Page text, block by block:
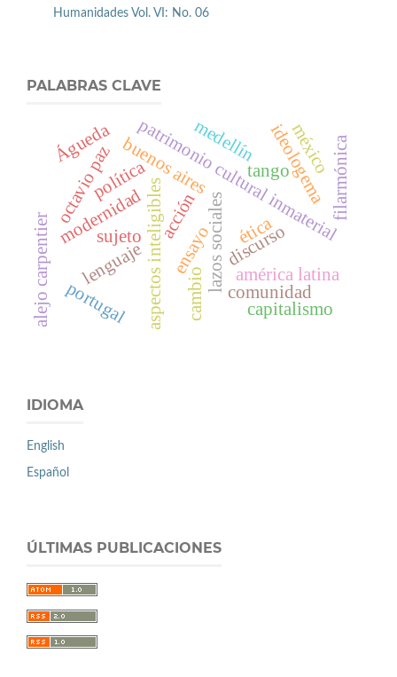
Humanidades Vol. VI: No. 06
PALABRAS CLAVE
patrimonio cultural inmaterial
tango
aspectos inteligibles
buenos aires
lazos sociales
modernidad
sujeto
lenguaje discurso
américa latina
ideologema
ensayo
alejo carpentier
octavio paz filarmónica
Águeda
portugal
méxico
comunidad
acción
cambio
ética
política
capitalismo
medellín
IDIOMA
English
Español
ÚLTIMAS PUBLICACIONES